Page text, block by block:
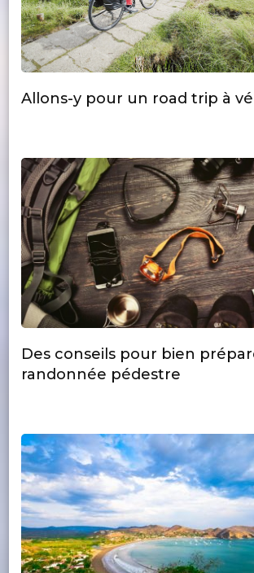
Allons-y pour un road trip à
Des conseils pour bien
randonnée pédestre